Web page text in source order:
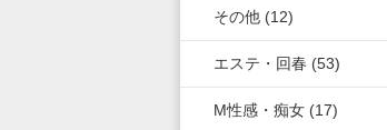
錦糸町・葛西・葛飾
立川・八王子・町田
その他 (12)
エステ・回春 (53)
M性感・痴女 (17)